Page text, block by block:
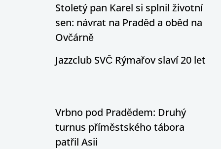
Stoletý pan Karel si splnil životní
sen: návrat na Praděd a oběd na
Ovčárně
Jazzclub SVČ Rýmařov slaví 20 let
Vrbno pod Pradědem: Druhý
turnus příměstského tábora
patřil Asii